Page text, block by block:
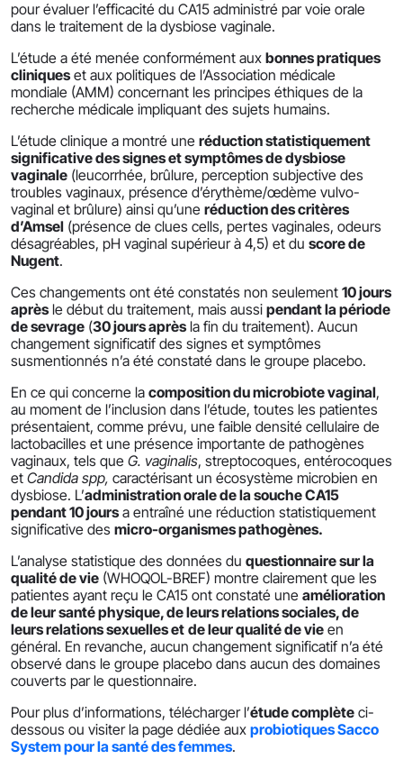
pour évaluer l’efficacité du CA15 administré par voie orale
dans le traitement de la dysbiose vaginale.
L’étude a été menée conformément aux bonnes pratiques
cliniqueset aux politiques de l’Association médicale
mondiale (AMM) concernant les principes éthiques de la
recherche médicale impliquant des sujets humains.
L’étude clinique a montré une réduction statistiquement
significative des signes et symptômes de dysbiose
vaginale (leucorrhée, brûlure, perception subjective des
troubles vaginaux, présence d’érythème/œdème vulvo-
vaginal et brûlure) ainsi qu’une réduction des critères
d’Amsel (présence de clues cells, pertes vaginales, odeurs
désagréables, pH vaginal supérieur à 4,5) et du score de
Nugent.
Ces changements ont été constatés non seulement 10 jours
aprèsle début du traitement, mais aussi pendant la période
de sevrage (30 jours aprèsla fin du traitement). Aucun
changement significatif des signes et symptômes
susmentionnés n’a été constaté dans le groupe placebo.
En ce qui concerne la composition du microbiote vaginal,
au moment de l’inclusion dans l’étude, toutes les patientes
présentaient, comme prévu, une faible densité cellulaire de
lactobacilles et une présence importante de pathogènes
vaginaux, tels que G. vaginalis, streptocoques, entérocoques
et Candida spp, caractérisant un écosystème microbien en
dysbiose. L’administration orale de la souche CA15
pendant 10 joursa entraîné une réduction statistiquement
significative des micro-organismes pathogènes.
L’analyse statistique des données du questionnaire sur la
qualité de vie (WHOQOL-BREF) montre clairement que les
patientes ayant reçu le CA15 ont constaté une amélioration
de leur santé physique, de leurs relations sociales, de
leurs relations sexuelles et de leur qualité de vie en
général. En revanche, aucun changement significatif n’a été
observé dans le groupe placebo dans aucun des domaines
couverts par le questionnaire.
Pour plus d’informations, télécharger l’étude complète ci-
dessous ou visiter la page dédiée aux probiotiques Sacco
System pour la santé des femmes.